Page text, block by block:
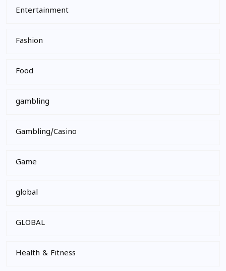
Entertainment
Fashion
Food
gambling
Gambling/Casino
Game
global
GLOBAL
Health & Fitness